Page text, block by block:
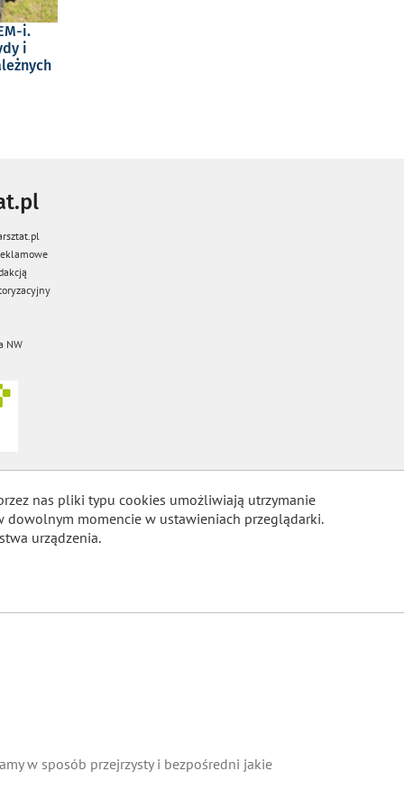
i.
i
NW
nas pliki typu cookies umożliwiają utrzymanie
dowolnym momencie w ustawieniach przeglądarki.
urządzenia.
w sposób przejrzysty i bezpośredni jakie